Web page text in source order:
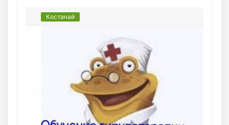
Костанай